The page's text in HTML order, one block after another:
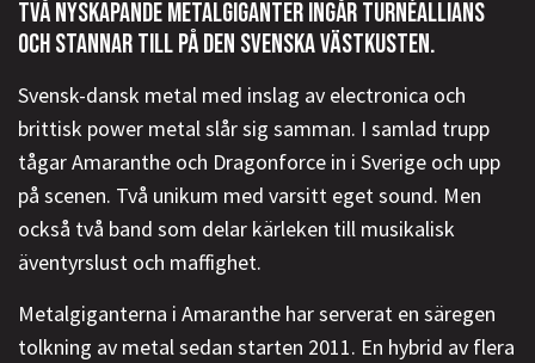
TVÅ NYSKAPANDE METALGIGANTER INGÅR TURNÉALLIANS
OCH STANNAR TILL PÅ DEN SVENSKA VÄSTKUSTEN.
Svensk-dansk metal med inslag av electronica och
brittisk power metal slår sig samman. I samlad trupp
tågar Amaranthe och Dragonforce in i Sverige och upp
på scenen. Två unikum med varsitt eget sound. Men
också två band som delar kärleken till musikalisk
äventyrslust och maffighet.
Metalgiganterna i Amaranthe har serverat en säregen
tolkning av metal sedan starten 2011. En hybrid av flera